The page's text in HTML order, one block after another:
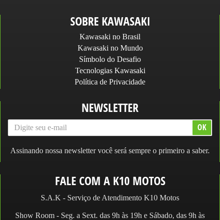
SOBRE KAWASAKI
Kawasaki no Brasil
Kawasaki no Mundo
Símbolo do Desafio
Tecnologias Kawasaki
Política de Privacidade
NEWSLETTER
Assinando nossa newsletter você será sempre o primeiro a saber.
FALE COM A K10 MOTOS
S.A.K - Serviço de Atendimento K10 Motos
Show Room - Seg. a Sext. das 9h às 19h e Sábado, das 9h às